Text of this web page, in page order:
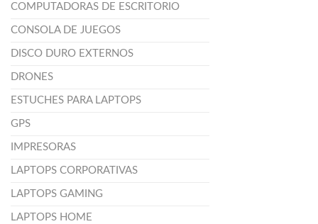
COMPUTADORAS DE ESCRITORIO
CONSOLA DE JUEGOS
DISCO DURO EXTERNOS
DRONES
ESTUCHES PARA LAPTOPS
GPS
IMPRESORAS
LAPTOPS CORPORATIVAS
LAPTOPS GAMING
LAPTOPS HOME